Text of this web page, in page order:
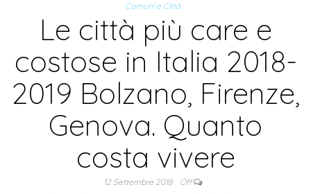
Comuni e Città
Le città più care e
costose in Italia 2018-
2019 Bolzano, Firenze,
Genova. Quanto
costa vivere
12 Settembre 2018 Off